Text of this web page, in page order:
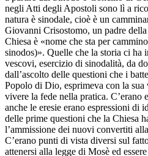
negli Atti degli Apostoli sono lì a
natura è sinodale, cioè è un
Giovanni Crisostomo, un padre
Chiesa è «nome che sta per
sinodos)». Quelle che la storia ci ha
vescovi, esercizio di sinodalità, da
dall’ascolto delle questioni che i
Popolo di Dio, esprimeva con la
vivere la fede nella pratica. C’erano
anche le eresie erano espressioni di
delle prime questioni che la Chiesa
l’ammissione dei nuovi convertiti
C’erano punti di vista diversi sul
attenersi alla legge di Mosè ed